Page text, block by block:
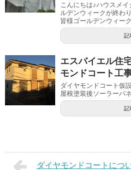
こんにちは♪ハウスメ
ルデンウィークが終わ
皆様ゴールデンウィー
記
エスバイエル住
モンドコート工
ダイヤモンドコート仮
屋根塗装後ソーラーパ
記
ダイヤモンドコートにつ